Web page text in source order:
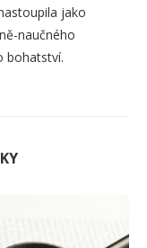
jako
naučného
bohatství.